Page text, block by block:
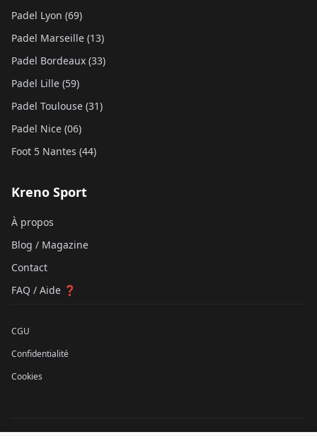
Padel Lyon (69)
Padel Marseille (13)
Padel Bordeaux (33)
Padel Lille (59)
Padel Toulouse (31)
Padel Nice (06)
Foot 5 Nantes (44)
Kreno Sport
À propos
Blog / Magazine
Contact
FAQ / Aide ❓
CGU
Confidentialité
Cookies